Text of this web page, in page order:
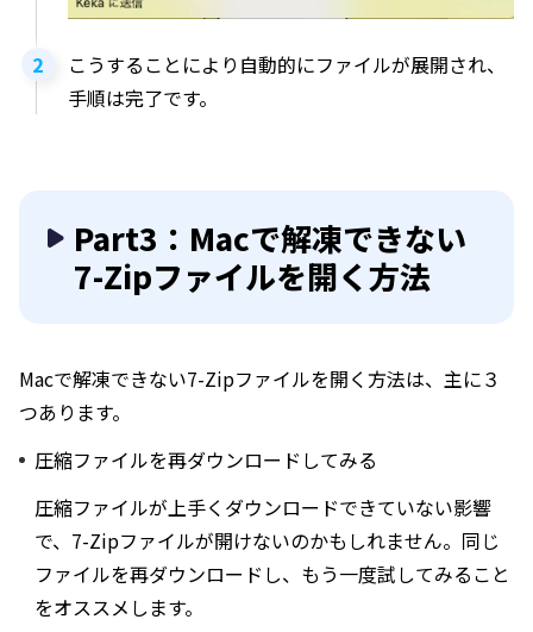
こうすることにより自動的にファイルが展開され、
手順は完了です。
Part3：Macで解凍できない
7-Zipファイルを開く方法
Macで解凍できない7-Zipファイルを開く方法は、主に３
つあります。
圧縮ファイルを再ダウンロードしてみる
圧縮ファイルが上手くダウンロードできていない影響
で、7-Zipファイルが開けないのかもしれません。同じ
ファイルを再ダウンロードし、もう一度試してみること
をオススメします。